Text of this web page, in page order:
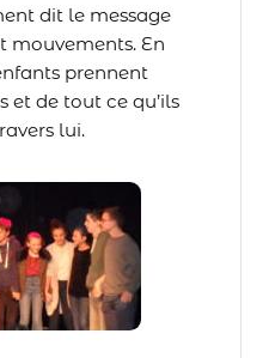
dit le message
mouvements. En
prennent
et de tout ce qu’ils
lui.